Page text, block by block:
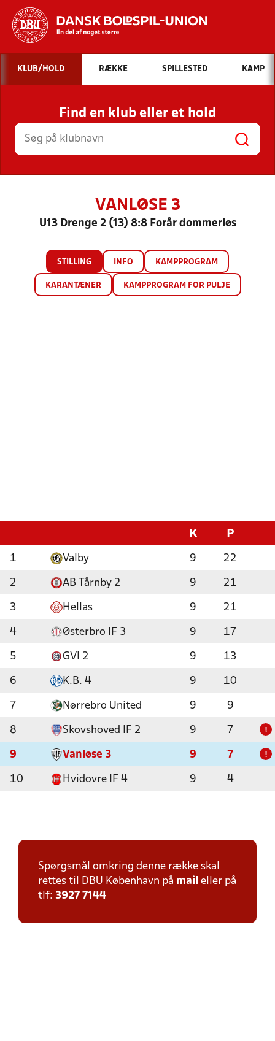
Hvad vil du søge efter?
INDHOLD OG NYHEDER
STILLINGER, RESULTATER, KLUBBER OG
HOLD
KLUB/HOLD RÆKKE SPILLESTED KAMP
Find en klub eller et hold
VANLØSE 3
U13 Drenge 2 (13) 8:8 Forår dommerløs
STILLING INFO KAMPPROGRAM
KARANTÆNER KAMPPROGRAM FOR PULJE
K P
1 Valby 9 22
2 AB Tårnby 2 9 21
3 Hellas 9 21
4 Østerbro IF 3 9 17
5 GVI 2 9 13
6 K.B. 4 9 10
7 Nørrebro United 9 9
8 Skovshoved IF 2 9 7 !
9 Vanløse 3 9 7 !
10 Hvidovre IF 4 9 4
Spørgsmål omkring denne række skal
rettes til DBU København på mail eller på
tlf: 3927 7144